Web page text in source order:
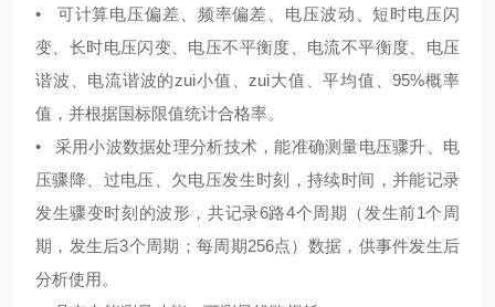
• 可计算电压偏差、频率偏差、电压波动、短时电压闪
变、长时电压闪变、电压不平衡度、电流不平衡度、电压
谐波、电流谐波的zui小值、zui大值、平均值、95%概率
值，并根据国标限值统计合格率。
• 采用小波数据处理分析技术，能准确测量电压骤升、电
压骤降、过电压、欠电压发生时刻，持续时间，并能记录
发生骤变时刻的波形，共记录6路4个周期（发生前1个周
期，发生后3个周期；每周期256点）数据，供事件发生后
分析使用。